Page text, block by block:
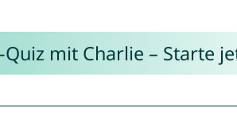
mit Charlie – Starte